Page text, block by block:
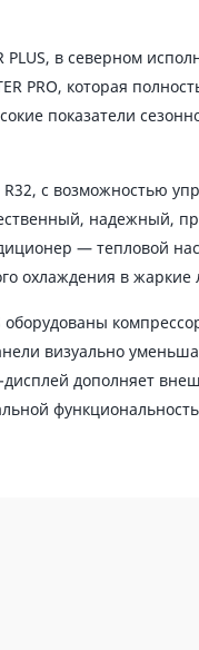
PLUS, в северном
PRO, которая
показатели
с возможностью
надежный,
— тепловой
охлаждения в жаркие
оборудованы
визуально
дополняет